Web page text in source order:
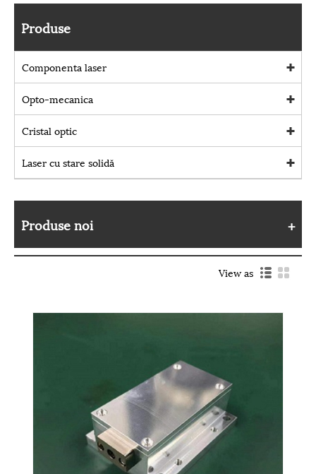
Produse
Componenta laser
Opto-mecanica
Cristal optic
Laser cu stare solidă
Produse noi
View as